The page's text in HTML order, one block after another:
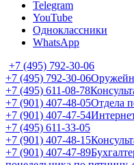
Telegram
YouTube
Одноклассники
WhatsApp
+7 (495) 792-30-06
+7 (495) 792-30-06
+7 (495) 611-08-78
+7 (901) 407-48-05Отдела
+7 (901) 407-47-54
+7 (495) 611-33-05
+7 (901) 407-48-15
+7 (901) 407-47-89